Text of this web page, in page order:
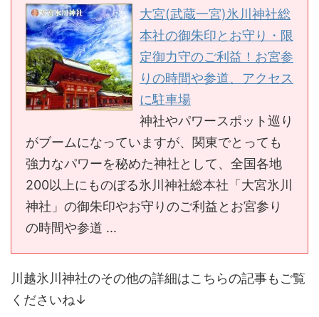
大宮(武蔵一宮)氷川神社総
本社の御朱印とお守り・限
定御力守のご利益！お宮参
りの時間や参道、アクセス
に駐車場
神社やパワースポット巡り
がブームになっていますが、関東でとっても
強力なパワーを秘めた神社として、全国各地
200以上にものぼる氷川神社総本社「大宮氷川
神社」の御朱印やお守りのご利益とお宮参り
の時間や参道 ...
川越氷川神社のその他の詳細はこちらの記事もご覧
くださいね↓